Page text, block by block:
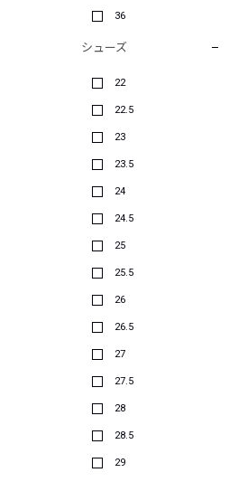
36
シューズ
22
22.5
23
23.5
24
24.5
25
25.5
26
26.5
27
27.5
28
28.5
29